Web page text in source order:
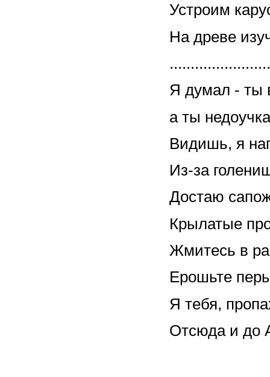
Устроим
На древе
Я думал - ты
а ты
Видишь, я
Из-за
Достаю
Крылатые
Жмитесь в
Ерошьте
Я тебя,
Отсюда и до